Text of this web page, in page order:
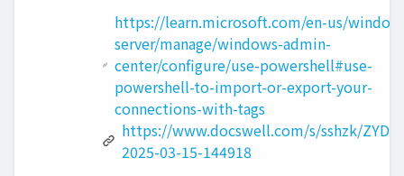
https://learn.microsoft.com/en-us/
server/manage/windows-admin-
center/configure/use-powershell#use-
powershell-to-import-or-export-your-
connections-with-tags
https://www.docswell.com/s/sshzk/
2025-03-15-144918